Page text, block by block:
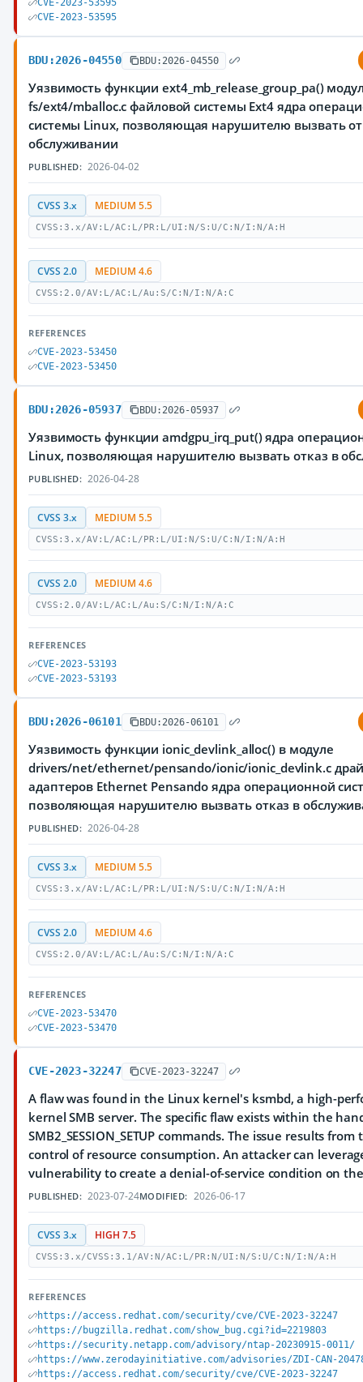
CVE-2023-53595
CVE-2023-53595
BDU:2026-04550 BDU:2026-04550
Уязвимость функции ext4_mb_release_group_pa()
fs/ext4/mballoc.c файловой системы Ext4 ядра
системы Linux, позволяющая нарушителю вызвать
обслуживании
PUBLISHED: 2026-04-02
CVSS 3.x MEDIUM 5.5
CVSS:3.x/AV:L/AC:L/PR:L/UI:N/S:U/C:N/I:N/A:H
CVSS 2.0 MEDIUM 4.6
CVSS:2.0/AV:L/AC:L/Au:S/C:N/I:N/A:C
REFERENCES
CVE-2023-53450
CVE-2023-53450
BDU:2026-05937 BDU:2026-05937
Уязвимость функции amdgpu_irq_put() ядра
Linux, позволяющая нарушителю вызвать отказ в
PUBLISHED: 2026-04-28
CVSS 3.x MEDIUM 5.5
CVSS:3.x/AV:L/AC:L/PR:L/UI:N/S:U/C:N/I:N/A:H
CVSS 2.0 MEDIUM 4.6
CVSS:2.0/AV:L/AC:L/Au:S/C:N/I:N/A:C
REFERENCES
CVE-2023-53193
CVE-2023-53193
BDU:2026-06101 BDU:2026-06101
Уязвимость функции ionic_devlink_alloc() в модуле
drivers/net/ethernet/pensando/ionic/ionic_devlink.c
адаптеров Ethernet Pensando ядра операционной
позволяющая нарушителю вызвать отказ в
PUBLISHED: 2026-04-28
CVSS 3.x MEDIUM 5.5
CVSS:3.x/AV:L/AC:L/PR:L/UI:N/S:U/C:N/I:N/A:H
CVSS 2.0 MEDIUM 4.6
CVSS:2.0/AV:L/AC:L/Au:S/C:N/I:N/A:C
REFERENCES
CVE-2023-53470
CVE-2023-53470
CVE-2023-32247 CVE-2023-32247
A flaw was found in the Linux kernel's ksmbd, a high-
kernel SMB server. The specific flaw exists within the
SMB2_SESSION_SETUP commands. The issue results
control of resource consumption. An attacker can
vulnerability to create a denial-of-service condition on
PUBLISHED: 2023-07-24MODIFIED: 2026-06-17
CVSS 3.x HIGH 7.5
CVSS:3.x/CVSS:3.1/AV:N/AC:L/PR:N/UI:N/S:U/C:N/I:N/A:H
REFERENCES
https://access.redhat.com/security/cve/CVE-2023-32247
https://bugzilla.redhat.com/show_bug.cgi?id=2219803
https://security.netapp.com/advisory/ntap-20230915-0011/
https://www.zerodayinitiative.com/advisories/ZDI-CAN-
https://access.redhat.com/security/cve/CVE-2023-32247